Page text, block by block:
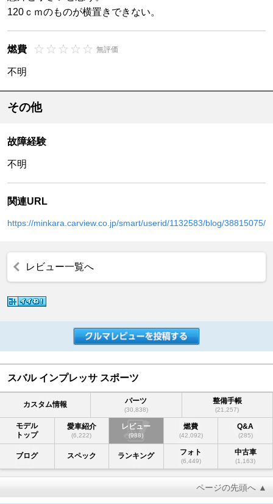
120ｃｍのものが横置きできない。
燃費 無評価
不明
その他
故障経験
不明
関連URL
https://minkara.carview.co.jp/smart/userid/1132583/blog/38815075/
レビュー一覧へ
スバル インプレッサ スポーツ
カスタム情報 パーツ
(30,838)
整備手帳
(21,257)
モデル
トップ
愛車紹介
(6,222)
レビュー
(988)
燃費
(42,092)
Q&A
(285)
ブログ スペック ランキング フォト
(6,449)
中古車
(1,163)
ページの先頭へ ▲